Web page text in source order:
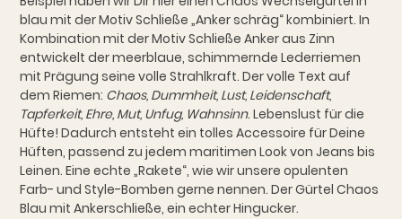
blau mit der Motiv Schließe „Anker schräg“ kombiniert. In
Kombination mit der Motiv Schließe Anker aus Zinn
entwickelt der meerblaue, schimmernde Lederriemen
mit Prägung seine volle Strahlkraft. Der volle Text auf
dem Riemen: Chaos, Dummheit, Lust, Leidenschaft,
Tapferkeit, Ehre, Mut, Unfug, Wahnsinn. Lebenslust für die
Hüfte! Dadurch entsteht ein tolles Accessoire für Deine
Hüften, passend zu jedem maritimen Look von Jeans bis
Leinen. Eine echte „Rakete“, wie wir unsere opulenten
Farb- und Style-Bomben gerne nennen. Der Gürtel Chaos
Blau mit Ankerschließe, ein echter Hingucker.